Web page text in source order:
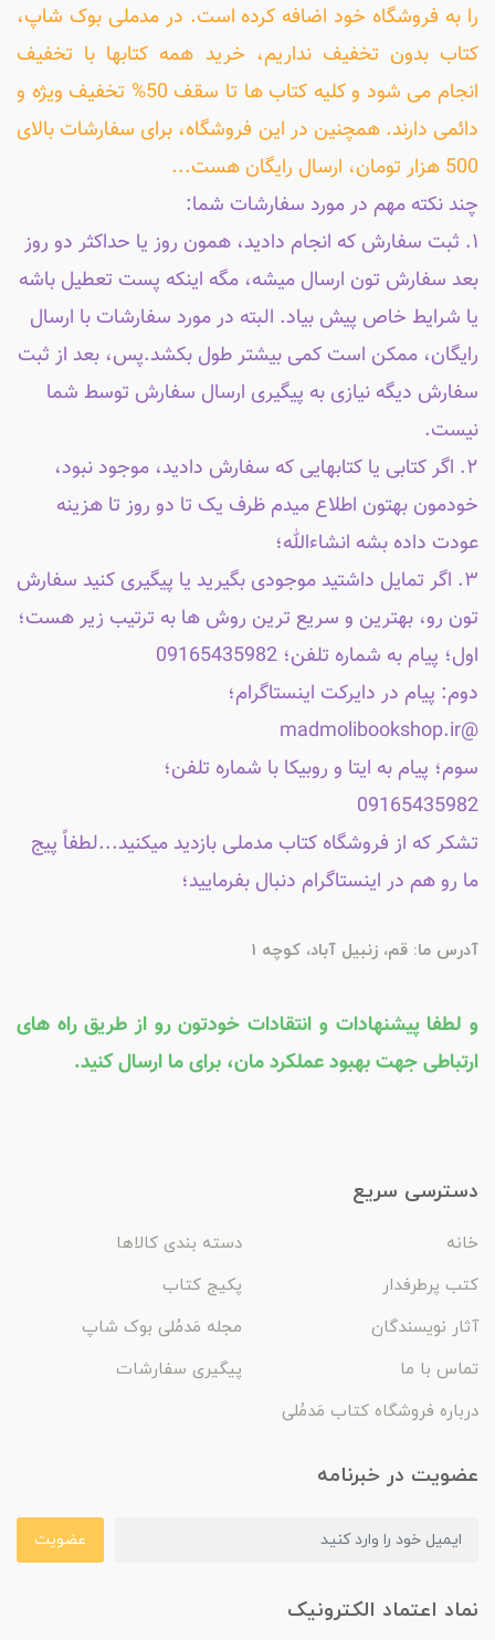
را به فروشگاه خود اضافه کرده است. در مدملی بوک شاپ،
کتاب بدون تخفیف نداریم، خرید همه کتابها با تخفیف
انجام می شود و کلیه کتاب ها تا سقف 50% تخفیف ویژه و
دائمی دارند. همچنین در این فروشگاه، برای سفارشات بالای
500 هزار تومان، ارسال رایگان هست...
چند نکته مهم در مورد سفارشات شما:
۱. ثبت سفارش که انجام دادید، همون روز یا حداکثر دو روز
بعد سفارش تون ارسال میشه، مگه اینکه پست تعطیل باشه
یا شرایط خاص پیش بیاد. البته در مورد سفارشات با ارسال
رایگان، ممکن است کمی بیشتر طول بکشد.پس، بعد از ثبت
سفارش دیگه نیازی به پیگیری ارسال سفارش توسط شما
نیست.
۲. اگر کتابی یا کتابهایی که سفارش دادید، موجود نبود،
خودمون بهتون اطلاع میدم ظرف یک تا دو روز تا هزینه
عودت داده بشه انشاءالله؛
۳. اگر تمایل داشتید موجودی بگیرید یا پیگیری کنید سفارش
تون رو، بهترین و سریع ترین روش ها به ترتیب زیر هست؛
اول؛ پیام به شماره تلفن؛ 09165435982
دوم: پیام در دایرکت اینستاگرام؛
@madmolibookshop.ir
سوم؛ پیام به ایتا و روبیکا با شماره تلفن؛
09165435982
تشکر که از فروشگاه کتاب مدملی بازدید میکنید...لطفاً پیج
ما رو هم در اینستاگرام دنبال بفرمایید؛
آدرس ما: قم، زنبیل آباد، کوچه 1
و لطفا پیشنهادات و انتقادات خودتون رو از طریق راه های
ارتباطی جهت بهبود عملکرد مان، برای ما ارسال کنید.
دسترسی سریع
خانه
دسته بندی کالاها
کتب پرطرفدار
پکیج کتاب
آثار نویسندگان
مجله مَدمُلی بوک شاپ
تماس با ما
پیگیری سفارشات
درباره فروشگاه کتاب مَدمُلی
عضویت در خبرنامه
عضویت
نماد اعتماد الکترونیک